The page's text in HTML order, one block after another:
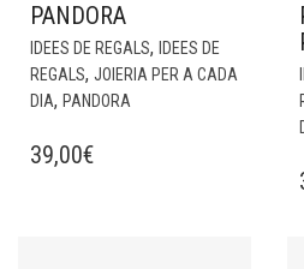
PANDORA
IDEES DE REGALS,
IDEES DE
REGALS, JOIERIA PER A CADA
DIA, PANDORA
39,00€